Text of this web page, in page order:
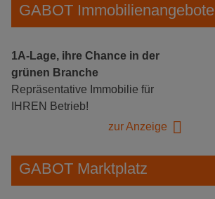
GABOT Immobilienangebote
1A-Lage, ihre Chance in der
grünen Branche
Repräsentative Immobilie für
IHREN Betrieb!
zur Anzeige
GABOT Marktplatz